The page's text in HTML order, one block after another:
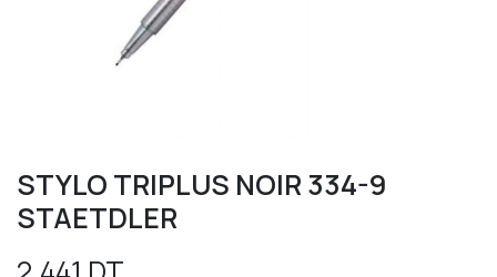
STYLO TRIPLUS NOIR 334-9
STAETDLER